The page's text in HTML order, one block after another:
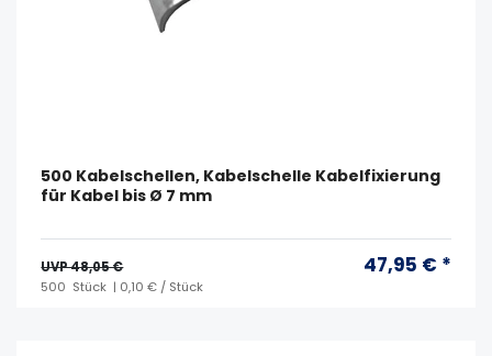
500 Kabelschellen, Kabelschelle Kabelfixierung
für Kabel bis Ø 7 mm
UVP 48,05 € 47,95 € *
500 Stück | 0,10 € / Stück